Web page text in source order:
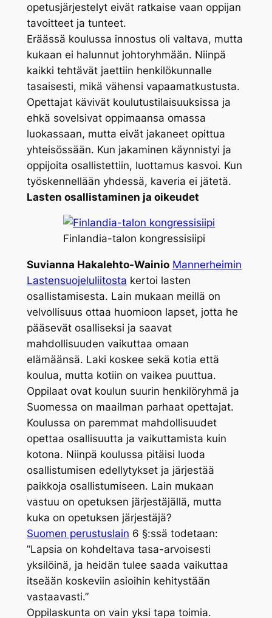
opetusjärjestelyt eivät ratkaise vaan oppijan
tavoitteet ja tunteet.
Eräässä koulussa innostus oli valtava, mutta
kukaan ei halunnut johtoryhmään. Niinpä
kaikki tehtävät jaettiin henkilökunnalle
tasaisesti, mikä vähensi vapaamatkustusta.
Opettajat kävivät koulutustilaisuuksissa ja
ehkä sovelsivat oppimaansa omassa
luokassaan, mutta eivät jakaneet opittua
yhteisössään. Kun jakaminen käynnistyi ja
oppijoita osallistettiin, luottamus kasvoi. Kun
työskennellään yhdessä, kaveria ei jätetä.
Lasten osallistaminen ja oikeudet
Finlandia-talon kongressisiipi
Suvianna Hakalehto-Wainio Mannerheimin
Lastensuojeluliitosta kertoi lasten
osallistamisesta. Lain mukaan meillä on
velvollisuus ottaa huomioon lapset, jotta he
pääsevät osalliseksi ja saavat
mahdollisuuden vaikuttaa omaan
elämäänsä. Laki koskee sekä kotia että
koulua, mutta kotiin on vaikea puuttua.
Oppilaat ovat koulun suurin henkilöryhmä ja
Suomessa on maailman parhaat opettajat.
Koulussa on paremmat mahdollisuudet
opettaa osallisuutta ja vaikuttamista kuin
kotona. Niinpä koulussa pitäisi luoda
osallistumisen edellytykset ja järjestää
paikkoja osallistumiseen. Lain mukaan
vastuu on opetuksen järjestäjällä, mutta
kuka on opetuksen järjestäjä?
Suomen perustuslain 6 §:ssä todetaan:
”Lapsia on kohdeltava tasa-arvoisesti
yksilöinä, ja heidän tulee saada vaikuttaa
itseään koskeviin asioihin kehitystään
vastaavasti.”
Oppilaskunta on vain yksi tapa toimia.